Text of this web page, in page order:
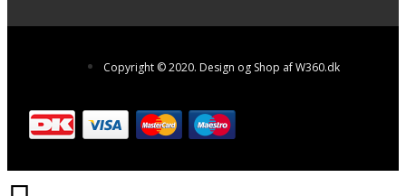
Copyright © 2020. Design og Shop af W360.dk